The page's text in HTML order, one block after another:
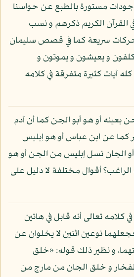
مستورة بالطبع عن حواسنا
القرآن الكريم ذكرهم و نسب
سريعة كما في قصص سليمان
و يعيشون و يموتون و
آيات كثيرة متفرقة في كلامه
بعينه أو هو أبو الجن كما أن آدم
كما عن ابن عباس أو هو إبليس
الجان نسل إبليس من الجن أو هو
أقوال مختلفة لا دليل على
كلامه تعالى أنه قابل في هاتين
فجعلهما نوعين اثنين لا يخلوان عن
و نظير ذلك قوله: «خلق
و خلق الجان من مارج من